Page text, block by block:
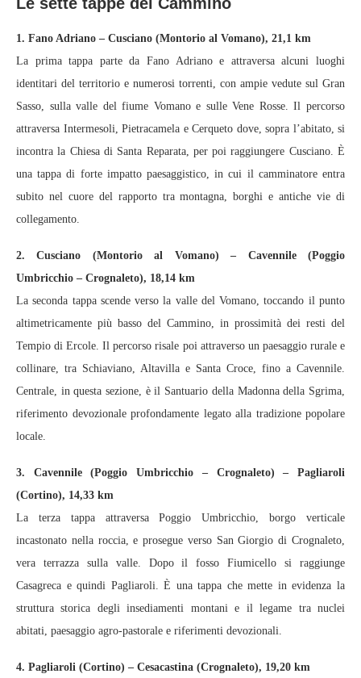
1. Fano Adriano – Cusciano (Montorio al Vomano), 21,1 km
La prima tappa parte da Fano Adriano e attraversa alcuni luoghi
identitari del territorio e numerosi torrenti, con ampie vedute sul Gran
Sasso, sulla valle del fiume Vomano e sulle Vene Rosse. Il percorso
attraversa Intermesoli, Pietracamela e Cerqueto dove, sopra l’abitato, si
incontra la Chiesa di Santa Reparata, per poi raggiungere Cusciano. È
una tappa di forte impatto paesaggistico, in cui il camminatore entra
subito nel cuore del rapporto tra montagna, borghi e antiche vie di
collegamento.
2. Cusciano (Montorio al Vomano) – Cavennile (Poggio
Umbricchio – Crognaleto), 18,14 km
La seconda tappa scende verso la valle del Vomano, toccando il punto
altimetricamente più basso del Cammino, in prossimità dei resti del
Tempio di Ercole. Il percorso risale poi attraverso un paesaggio rurale e
collinare, tra Schiaviano, Altavilla e Santa Croce, fino a Cavennile.
Centrale, in questa sezione, è il Santuario della Madonna della Sgrima,
riferimento devozionale profondamente legato alla tradizione popolare
locale.
3. Cavennile (Poggio Umbricchio – Crognaleto) – Pagliaroli
(Cortino), 14,33 km
La terza tappa attraversa Poggio Umbricchio, borgo verticale
incastonato nella roccia, e prosegue verso San Giorgio di Crognaleto,
vera terrazza sulla valle. Dopo il fosso Fiumicello si raggiunge
Casagreca e quindi Pagliaroli. È una tappa che mette in evidenza la
struttura storica degli insediamenti montani e il legame tra nuclei
abitati, paesaggio agro-pastorale e riferimenti devozionali.
4. Pagliaroli (Cortino) – Cesacastina (Crognaleto), 19,20 km